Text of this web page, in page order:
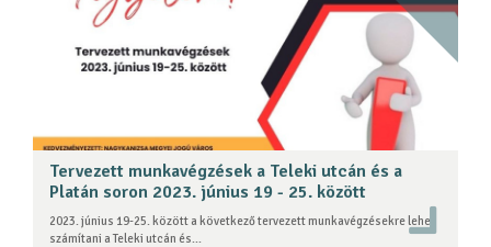
Tervezett munkavégzések a Teleki utcán és a
Platán soron 2023. június 19 - 25. között
2023. június 19-25. között a következő tervezett munkavégzésekre lehet
számítani a Teleki utcán és...